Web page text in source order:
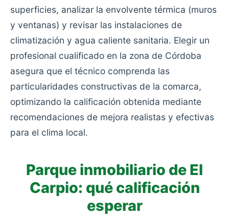
superficies, analizar la envolvente térmica (muros
y ventanas) y revisar las instalaciones de
climatización y agua caliente sanitaria. Elegir un
profesional cualificado en la zona de Córdoba
asegura que el técnico comprenda las
particularidades constructivas de la comarca,
optimizando la calificación obtenida mediante
recomendaciones de mejora realistas y efectivas
para el clima local.
Parque inmobiliario de El
Carpio: qué calificación
esperar